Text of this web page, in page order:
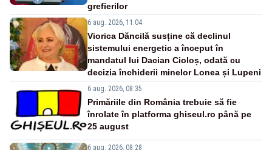
grefierilor
6 aug. 2026, 11:04
Viorica Dăncilă susține că declinul
sistemului energetic a început în
mandatul lui Dacian Cioloș, odată cu
decizia închiderii minelor Lonea și Lupeni
6 aug. 2026, 08:35
Primăriile din România trebuie să fie
înrolate în platforma ghiseul.ro până pe
25 august
6 aug. 2026, 08:28